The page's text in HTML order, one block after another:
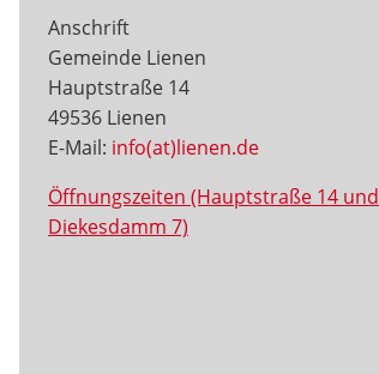
Anschrift
Gemeinde Lienen
Hauptstraße 14
49536 Lienen
E-Mail: info(at)lienen.de
Öffnungszeiten (Hauptstraße 14 und
Diekesdamm 7)